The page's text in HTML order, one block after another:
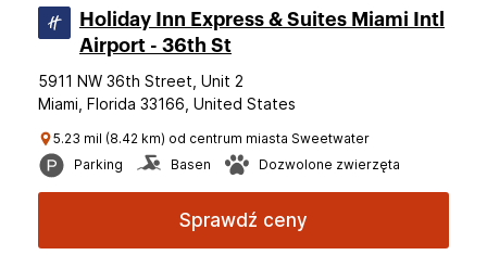
Holiday Inn Express & Suites Miami Intl
Airport - 36th St
5911 NW 36th Street, Unit 2
Miami, Florida 33166, United States
5.23 mil (8.42 km) od centrum miasta Sweetwater
Parking
Basen Dozwolone zwierzęta
Sprawdź ceny